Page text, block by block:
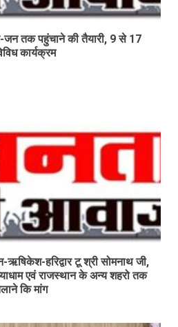
जन तक पहुंचाने की तैयारी, 9 से 17
कार्यक्रम
हरिद्वार टू श्री सोमनाथ जी,
एवं राजस्थान के अन्य शहरो तक
कि मांग